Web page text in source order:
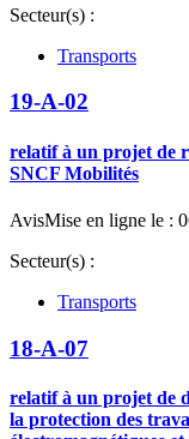
Secteur(s) :
Transports
19-A-02
relatif à un projet de
SNCF Mobilités
AvisMise en ligne le :
Secteur(s) :
Transports
18-A-07
relatif à un projet de
la protection des